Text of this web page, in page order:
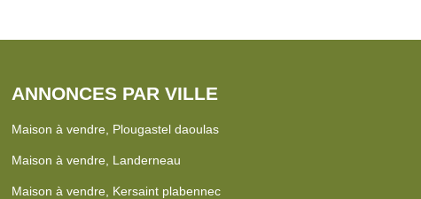
ANNONCES PAR VILLE
Maison à vendre, Plougastel daoulas
Maison à vendre, Landerneau
Maison à vendre, Kersaint plabennec